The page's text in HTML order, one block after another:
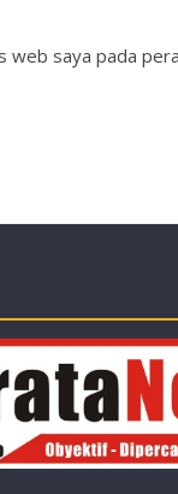
web saya pada